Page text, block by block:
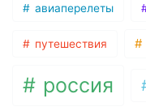
авиаперелеты
путешествия
россия